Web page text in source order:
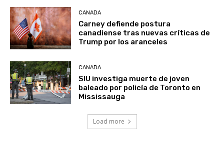
CANADA
Carney defiende postura
canadiense tras nuevas críticas de
Trump por los aranceles
CANADA
SIU investiga muerte de joven
baleado por policía de Toronto en
Mississauga
Load more